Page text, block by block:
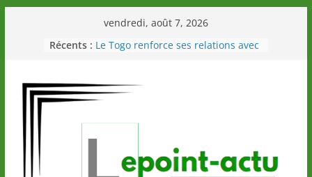
vendredi, août 7, 2026
Récents : Le Togo renforce ses relations avec
Éléphants en Côte d’Ivoire
LOTO DETENTE”, un nouveau tirage
marque de confiance au Togo sur
la scène internationale au-delà des
performances de ses athlètes